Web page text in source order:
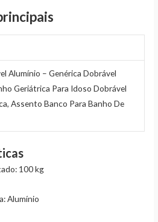
Alumínio – Genérica Dobrável
Geriátrica Para Idoso Dobrável
Assento Banco Para Banho De
: 100 kg
: Alumínio